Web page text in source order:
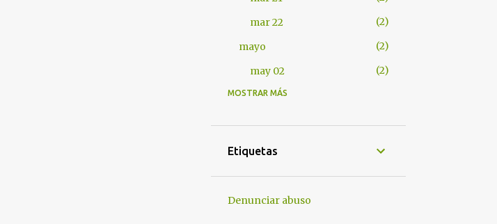
mar 22
2
mayo
2
may 02
2
2012
abr 17
MOSTRAR MÁS
Etiquetas
Denunciar abuso